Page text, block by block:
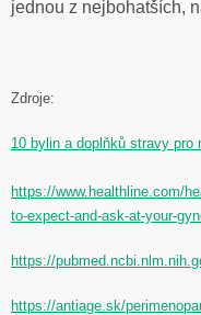
jednou z nejbohatších,
Zdroje:
10 bylin a doplňků stravy pro
https://www.healthline.com/
to-expect-and-ask-at-your-
https://
https://antiage.sk/